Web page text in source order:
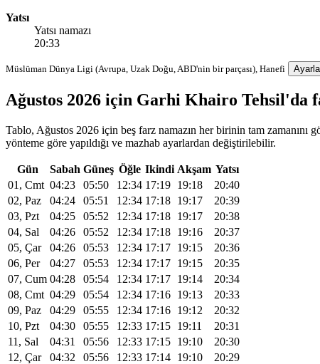
Yatsı
Yatsı namazı
20:33
Müslüman Dünya Ligi (Avrupa, Uzak Doğu, ABD'nin bir parçası), Hanefi
Ağustos 2026 için Garhi Khairo Tehsil'da
Tablo, Ağustos 2026 için beş farz namazın her birinin tam zamanını
yönteme göre yapıldığı ve mazhab ayarlardan değiştirilebilir.
Gün Sabah Güneş Öğle Ikindi Akşam Yatsı
01, Cmt 04:23 05:50 12:34 17:19 19:18
20:40
02, Paz
04:24 05:51 12:34 17:18 19:17
20:39
03, Pzt
04:25 05:52 12:34 17:18 19:17
20:38
04, Sal
04:26 05:52 12:34 17:18 19:16
20:37
05, Çar
04:26 05:53 12:34 17:17 19:15
20:36
06, Per
04:27 05:53 12:34 17:17 19:15
20:35
07, Cum 04:28 05:54 12:34 17:17 19:14
20:34
08, Cmt 04:29 05:54 12:34 17:16 19:13
20:33
09, Paz
04:29 05:55 12:34 17:16 19:12
20:32
10, Pzt
04:30 05:55 12:33 17:15 19:11
20:31
11, Sal
04:31 05:56 12:33 17:15 19:10
20:30
12, Çar
04:32 05:56 12:33 17:14 19:10
20:29